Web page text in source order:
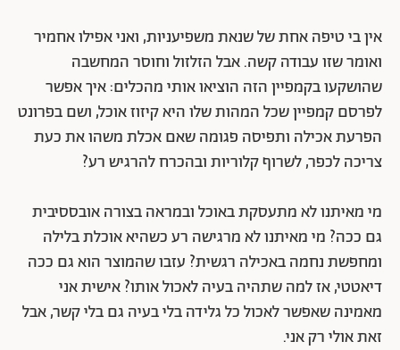
אין בי טיפה אחת של שנאת משפיעניות, ואני אפילו אחמיר
ואומר שזו עבודה קשה. אבל הזלזול וחוסר המחשבה
שהושקעו בקמפיין הזה הוציאו אותי מהכלים: איך אפשר
לפרסם קמפיין שכל המהות שלו היא קיזוז אוכל, ושם בפרונט
הפרעת אכילה ותפיסה פגומה שאם אכלת משהו את כעת
צריכה לכפר, לשרוף קלוריות ובהכרח להרגיש רע?
מי מאיתנו לא מתעסקת באוכל ובמראה בצורה אובססיבית
גם ככה? מי מאיתנו לא מרגישה רע כשהיא אוכלת בלילה
ומחפשת נחמה באכילה רגשית? עזבו שהמוצר הוא גם ככה
דיאטטי, אז למה שתהיה בעיה לאכול אותו? אישית אני
מאמינה שאפשר לאכול כל גלידה בלי בעיה גם בלי קשר, אבל
זאת אולי רק אני.